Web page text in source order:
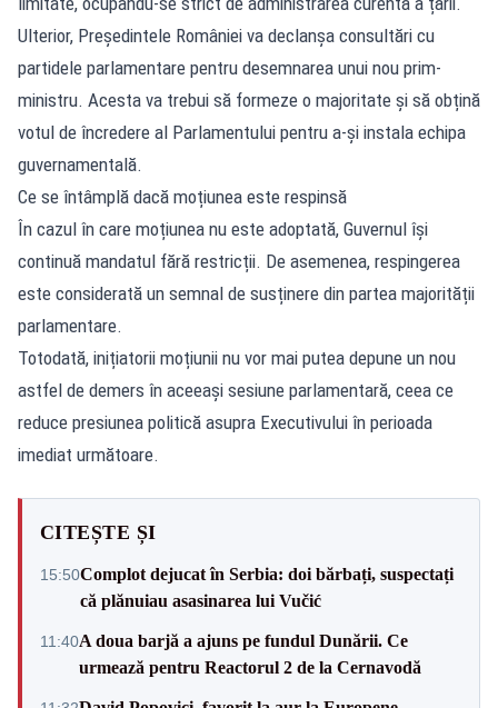
Ulterior, Președintele României va declanșa consultări cu
partidele parlamentare pentru desemnarea unui nou prim-
ministru. Acesta va trebui să formeze o majoritate și să obțină
votul de încredere al Parlamentului pentru a-și instala echipa
guvernamentală.
Ce se întâmplă dacă moțiunea este respinsă
În cazul în care moțiunea nu este adoptată, Guvernul își
continuă mandatul fără restricții. De asemenea, respingerea
este considerată un semnal de susținere din partea majorității
parlamentare.
Totodată, inițiatorii moțiunii nu vor mai putea depune un nou
astfel de demers în aceeași sesiune parlamentară, ceea ce
reduce presiunea politică asupra Executivului în perioada
imediat următoare.
CITEȘTE ȘI
15:50Complot dejucat în Serbia: doi bărbați, suspectați
că plănuiau asasinarea lui Vučić
11:40A doua barjă a ajuns pe fundul Dunării. Ce
urmează pentru Reactorul 2 de la Cernavodă